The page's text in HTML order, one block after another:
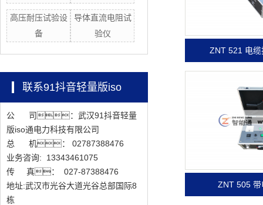
高压耐压试验设
备
导体直流电阻试
验仪
联系91抖音轻量版iso
公 司：武汉91抖音轻量
版iso通电力科技有限公司
总 机： 02787388476
业务咨询: 13343461075
传 真： 027-87388476
地址:武汉市光谷大道光谷总部国际8
栋
ZNT 521 电
ZNT 505